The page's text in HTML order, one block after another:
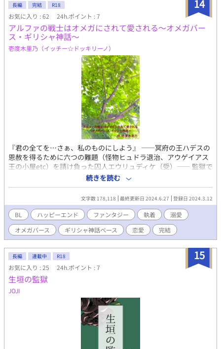
14
長編 完結 R18
お気に入り : 62 24h.ポイント : 7
アルファの戦士はオメガにされて愛される～オメガバー
ス・ギリシャ神話～
壱度木里乃（イッチー☆ドッキリーノ）
『君の全てを…さぁ、私のものにしよう』 ――冥府の王ハデスの
恩赦を得るために六つの難題（怪物ヒュドラ退治、アウゲイアス
王の小屋etc）を請け負った囚人エウリュディケ（受）―― 監獄で
金髪の男から無理を強いられる夢を見ながら、美貌の案内役オル
フェウス（攻）とともに遂行を目指す彼に、驚愕の真実が待ち受
ける―― 身分を隠した特級アルファ（攻）と記憶を奪われた元ア
ルファ（受）の正体不明者同士の恋物語♡―― 【閲覧ご注意点】
1：ギリシャ神話ベースの独特なオメガバースです 2：監獄で無理
矢理もあります 3：神話とは異なる要素もあります 4：オリジナル
の造語も混ざった作品です 5：ハピエンです ―― ※2024年6月28
日 連載完結するとどうも黄緑色の葉の表紙に無性にしたくなり変
更しました （以前の人物絵を描いて下さったエリさんには了承済
みです）
続きを読む
文字数 178,118 最終更新日 2024.6.27 登録日 2024.3.12
BL ハッピーエンド ファンタジー 執着
溺愛
オメガバース
ギリシャ神話ベース 恋愛 完結
15
長編 連載中 R18
お気に入り : 25 24h.ポイント : 7
生垣の監獄
JOJI